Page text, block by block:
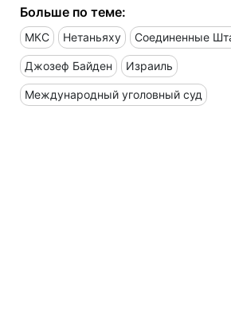
Больше по теме:
МКС Нетаньяху Соединенные
Джозеф Байден Израиль
Международный уголовный суд